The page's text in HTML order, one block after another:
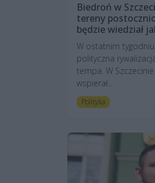
Biedroń w
tereny
będzie wiedział
W ostatnim
polityczna
tempa. W
wspierał...
Polityka